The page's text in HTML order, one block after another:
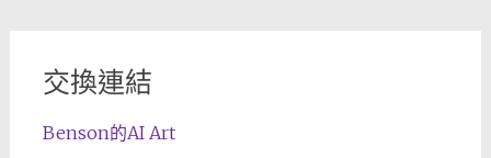
交換連結
Benson的AI Art